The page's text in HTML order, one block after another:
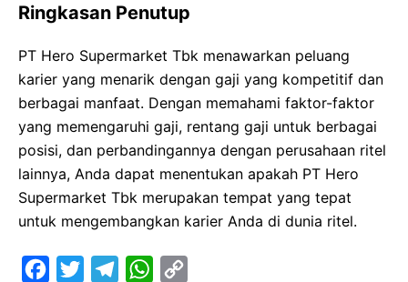
Ringkasan Penutup
PT Hero Supermarket Tbk menawarkan peluang
karier yang menarik dengan gaji yang kompetitif dan
berbagai manfaat. Dengan memahami faktor-faktor
yang memengaruhi gaji, rentang gaji untuk berbagai
posisi, dan perbandingannya dengan perusahaan ritel
lainnya, Anda dapat menentukan apakah PT Hero
Supermarket Tbk merupakan tempat yang tepat
untuk mengembangkan karier Anda di dunia ritel.
W